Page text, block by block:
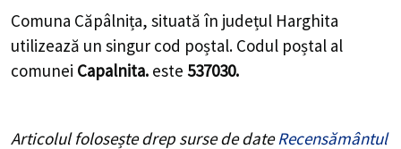
Comuna Căpâlnița, situată în județul Harghita
utilizează un singur cod poștal. Codul poștal al
comunei Capalnita. este 537030.
Articolul folosește drep surse de dateRecensământul